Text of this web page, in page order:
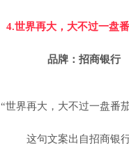
4.世界再大，大不过一盘
品牌：招商银行
“世界再大，大不过一盘番
这句文案出自招商银行